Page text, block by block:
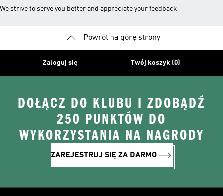
We strive to serve you better and appreciate your feedback
Powrót na górę strony
Zaloguj się Twój koszyk (0)
DOŁĄCZ DO KLUBU I ZDOBĄDŹ
250 PUNKTÓW DO
WYKORZYSTANIA NA NAGRODY
ZAREJESTRUJ SIĘ ZA DARMO